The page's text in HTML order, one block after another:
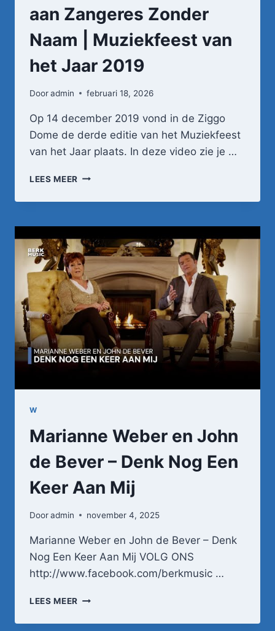
aan Zangeres Zonder
Naam | Muziekfeest van
het Jaar 2019
Dooradmin februari 18, 2026
Op 14 december 2019 vond in de Ziggo
Dome de derde editie van het Muziekfeest
van het Jaar plaats. In deze video zie je …
LEES MEER MARIANNE
–
AAN
ZANGERES
ZONDER
NAAM
|
MUZIEKFEEST
VAN
2019
W
Marianne Weber en John
de Bever – Denk Nog Een
Keer Aan Mij
Dooradmin november 4, 2025
Marianne Weber en John de Bever – Denk
Nog Een Keer Aan Mij VOLG ONS
http://www.facebook.com/berkmusic …
LEES MEER MARIANNE
EN